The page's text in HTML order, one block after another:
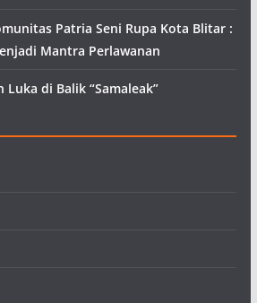
Patria Seni Rupa Kota Blitar :
Mantra Perlawanan
di Balik “Samaleak”